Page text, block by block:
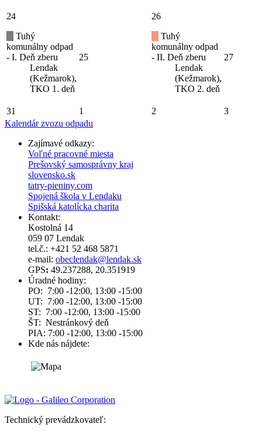
24
Tuhý
komunálny odpad
- I. Deň zberu
Lendak
(Kežmarok),
TKO 1. deň
25
26
Tuhý
komunálny odpad
- II. Deň zberu
Lendak
(Kežmarok),
TKO 2. deň
27
31 1 2
3
Kalendár zvozu odpadu
Zajímavé odkazy:
Voľné pracovné miesta
Prešovský samosprávny kraj
slovensko.sk
tatry-pieniny.com
Spojená škola v Lendaku
Spišská katolícka charita
Kontakt:
Kostolná 14
059 07 Lendak
tel.č.: +421 52 468 5871
e-mail: obeclendak@lendak.sk
GPS: 49.237288, 20.351919
Úradné hodiny:
PO: 7:00 -12:00, 13:00 -15:00
UT: 7:00 -12:00, 13:00 -15:00
ST: 7:00 -12:00, 13:00 -15:00
ŠT: Nestránkový deň
PIA: 7:00 -12:00, 13:00 -15:00
Kde nás nájdete:
Technický prevádzkovateľ: